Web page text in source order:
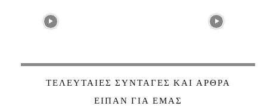
ΤΕΛΕΥΤΑΊΕΣ ΣΥΝΤΑΓΈΣ ΚΑΙ ΆΡΘΡΑ
ΕΊΠΑΝ ΓΙΑ ΕΜΆΣ